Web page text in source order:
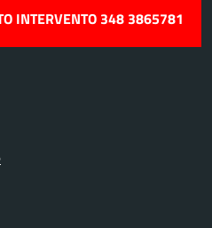
INTERVENTO 348 3865781